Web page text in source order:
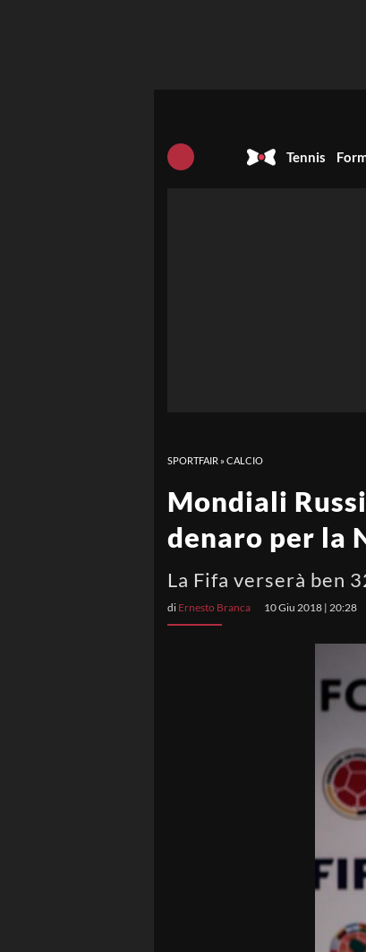
Tennis
SPORTFAIR »CALCIO
Mondiali
denaro per la
La Fifa verserà ben
di Ernesto Branca 10 Giu 2018 | 20:28